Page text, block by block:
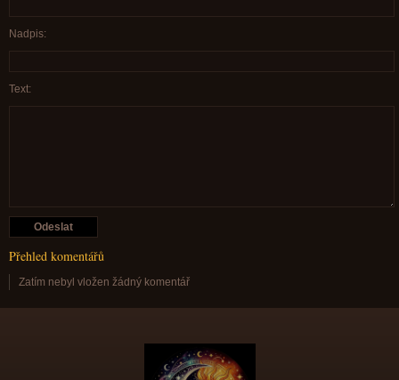
Nadpis:
Text:
Přehled komentářů
Zatím nebyl vložen žádný komentář